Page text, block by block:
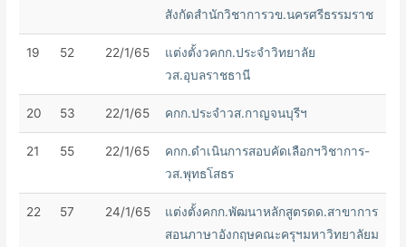
สังกัดสำนักวิชาการวข.นครศรีธรรมราช
19 52 22/1/65
แต่งตั้งวคกก.ประจำวิทยาลัย
วส.อุบลราชธานี
20 53 22/1/65 คกก.ประจำวส.กาญจนบุรีฯ
21 55 22/1/65
คกก.ดำเนินการสอบคัดเลือกฯวิชาการ-
วส.พุทธโสธร
22 57 24/1/65
แต่งตั้งคกก.พัฒนาหลักสูตรดด.สาขาการ
สอนภาษาอังกฤษคณะครุฯมหาวิทยาลัยม